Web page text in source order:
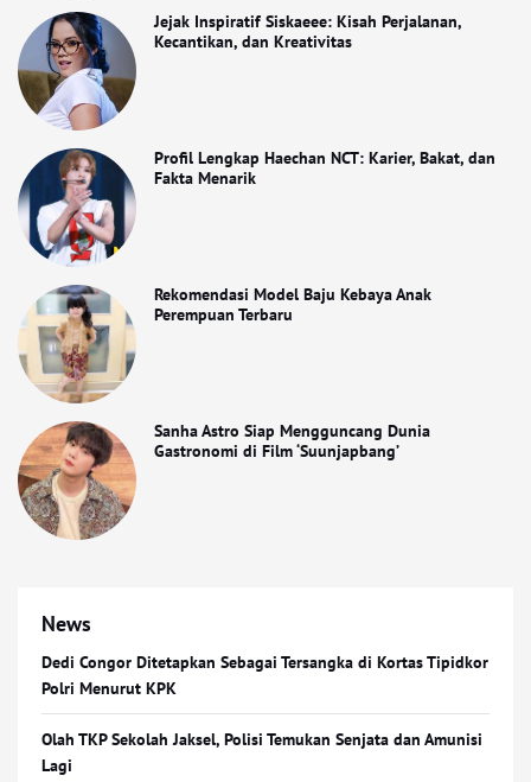
Jejak Inspiratif Siskaeee: Kisah Perjalanan,
Kecantikan, dan Kreativitas
Profil Lengkap Haechan NCT: Karier, Bakat, dan
Fakta Menarik
Rekomendasi Model Baju Kebaya Anak
Perempuan Terbaru
Sanha Astro Siap Mengguncang Dunia
Gastronomi di Film ‘Suunjapbang’
News
Dedi Congor Ditetapkan Sebagai Tersangka di Kortas Tipidkor
Polri Menurut KPK
Olah TKP Sekolah Jaksel, Polisi Temukan Senjata dan Amunisi
Lagi